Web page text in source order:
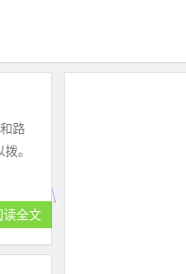
路
。
读全文